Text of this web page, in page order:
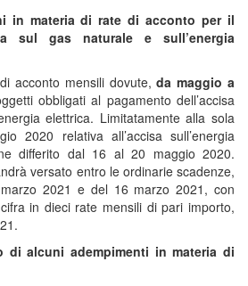
in materia di rate di acconto per il
sul gas naturale e sull’energia
acconto mensili dovute,da maggio a
obbligati al pagamento dell’accisa
elettrica. Limitatamente alla sola
2020 relativa all’accisa sull’energia
differito dal 16 al 20 maggio 2020.
versato entro le ordinarie scadenze,
2021 e del 16 marzo 2021, con
in dieci rate mensili di pari importo,
di alcuni adempimenti in materia di